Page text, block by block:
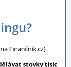
Finančník.cz)
stovky tisíc